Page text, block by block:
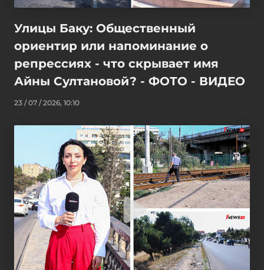
Улицы Баку: Общественный
ориентир или напоминание о
репрессиях - что скрывает имя
Айны Султановой? - ФОТО - ВИДЕО
23 / 07 / 2026, 10:10